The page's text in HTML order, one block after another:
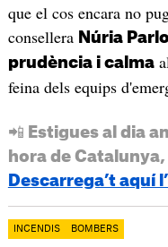
que el cos encara no
consellera Núria
prudència i calma
feina dels equips
📲 Estigues al dia
hora de
Descarrega’t aquí
INCENDIS BOMBERS